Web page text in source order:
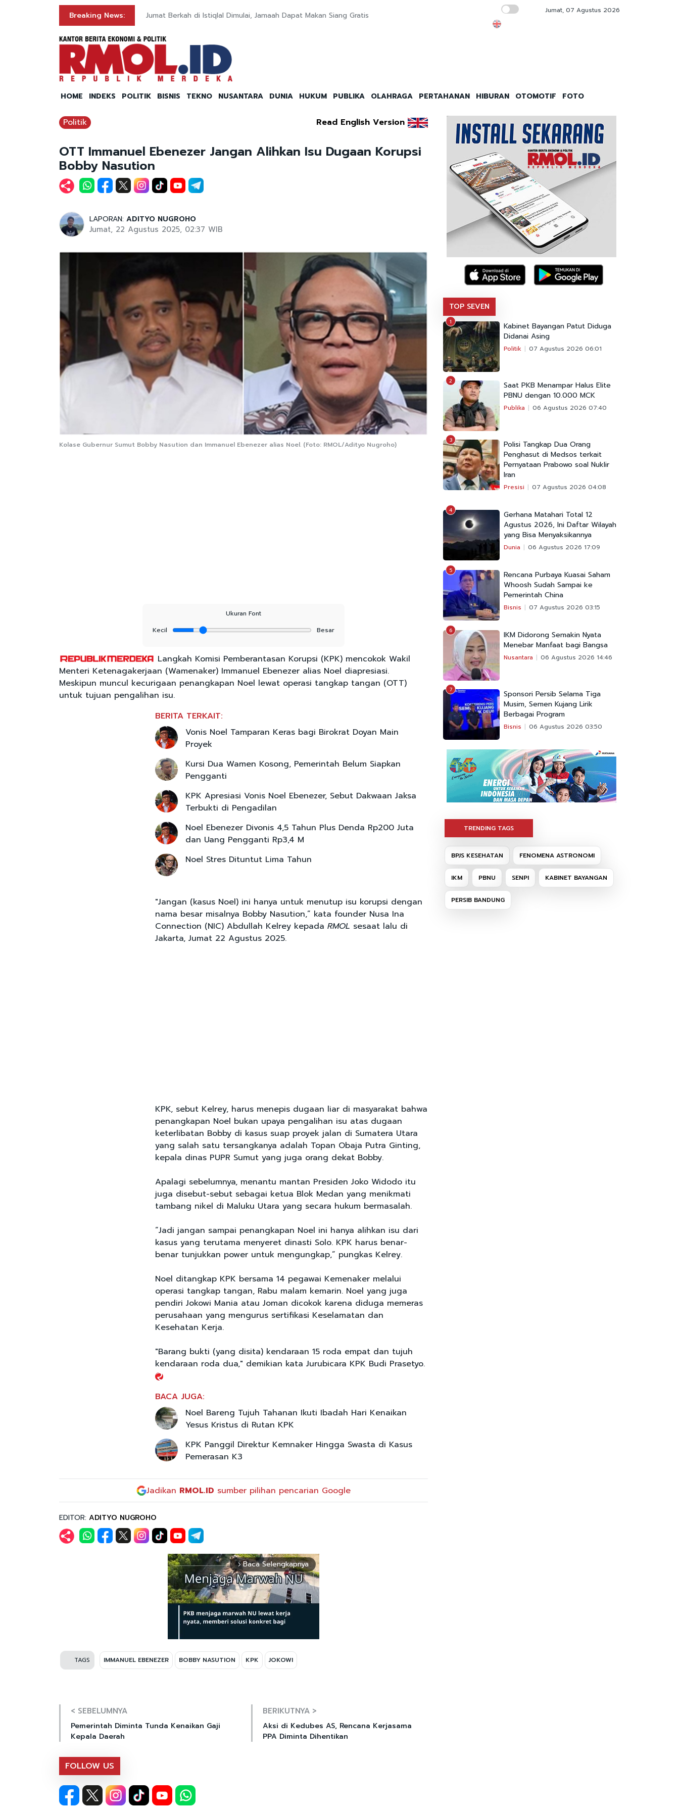
Breaking News: Jumat Berkah di Istiqlal Dimulai, Jamaah Dapat Makan Siang Gratis Beda CNG vs LPG, Mana yang Lebih
Jumat, 07 Agustus 2026
HOME INDEKS POLITIK BISNIS TEKNO NUSANTARA DUNIA HUKUM PUBLIKA OLAHRAGA PERTAHANAN HIBURAN OTOMOTIF FOTO
Politik Read English Version
OTT Immanuel Ebenezer Jangan Alihkan Isu Dugaan Korupsi
Bobby Nasution
LAPORAN: ADITYO NUGROHO
Jumat, 22 Agustus 2025, 02:37 WIB
Kolase Gubernur Sumut Bobby Nasution dan Immanuel Ebenezer alias Noel. (Foto: RMOL/Adityo Nugroho)
Ukuran Font
Kecil
Besar
Langkah Komisi Pemberantasan Korupsi (KPK) mencokok Wakil
Menteri Ketenagakerjaan (Wamenaker) Immanuel Ebenezer alias Noel diapresiasi.
Meskipun muncul kecurigaan penangkapan Noel lewat operasi tangkap tangan (OTT)
untuk tujuan pengalihan isu.
BERITA TERKAIT:
Vonis Noel Tamparan Keras bagi Birokrat Doyan Main
Proyek
Kursi Dua Wamen Kosong, Pemerintah Belum Siapkan
Pengganti
KPK Apresiasi Vonis Noel Ebenezer, Sebut Dakwaan Jaksa
Terbukti di Pengadilan
Noel Ebenezer Divonis 4,5 Tahun Plus Denda Rp200 Juta
dan Uang Pengganti Rp3,4 M
Noel Stres Dituntut Lima Tahun
"Jangan (kasus Noel) ini hanya untuk menutup isu korupsi dengan
nama besar misalnya Bobby Nasution,” kata founder Nusa Ina
Connection (NIC) Abdullah Kelrey kepada RMOL sesaat lalu di
Jakarta, Jumat 22 Agustus 2025.
KPK, sebut Kelrey, harus menepis dugaan liar di masyarakat bahwa
penangkapan Noel bukan upaya pengalihan isu atas dugaan
keterlibatan Bobby di kasus suap proyek jalan di Sumatera Utara
yang salah satu tersangkanya adalah Topan Obaja Putra Ginting,
kepala dinas PUPR Sumut yang juga orang dekat Bobby.
Apalagi sebelumnya, menantu mantan Presiden Joko Widodo itu
juga disebut-sebut sebagai ketua Blok Medan yang menikmati
tambang nikel di Maluku Utara yang secara hukum bermasalah.
“Jadi jangan sampai penangkapan Noel ini hanya alihkan isu dari
kasus yang terutama menyeret dinasti Solo. KPK harus benar-
benar tunjukkan power untuk mengungkap,” pungkas Kelrey.
Noel ditangkap KPK bersama 14 pegawai Kemenaker melalui
operasi tangkap tangan, Rabu malam kemarin. Noel yang juga
pendiri Jokowi Mania atau Joman dicokok karena diduga memeras
perusahaan yang mengurus sertifikasi Keselamatan dan
Kesehatan Kerja.
"Barang bukti (yang disita) kendaraan 15 roda empat dan tujuh
kendaraan roda dua," demikian kata Jurubicara KPK Budi Prasetyo.
BACA JUGA:
Noel Bareng Tujuh Tahanan Ikuti Ibadah Hari Kenaikan
Yesus Kristus di Rutan KPK
KPK Panggil Direktur Kemnaker Hingga Swasta di Kasus
Pemerasan K3
Jadikan RMOL.ID sumber pilihan pencarian Google
EDITOR: ADITYO NUGROHO
arrow_forward_ios Baca Selengkapnya
TAGS IMMANUEL EBENEZER BOBBY NASUTION KPK JOKOWI
< SEBELUMNYA
Pemerintah Diminta Tunda Kenaikan Gaji
Kepala Daerah
BERIKUTNYA >
Aksi di Kedubes AS, Rencana Kerjasama
PPA Diminta Dihentikan
FOLLOW US
TOP SEVEN
1
Kabinet Bayangan Patut Diduga
Didanai Asing
Politik 07 Agustus 2026 06:01
2
Saat PKB Menampar Halus Elite
PBNU dengan 10.000 MCK
Publika 06 Agustus 2026 07:40
3
Polisi Tangkap Dua Orang
Penghasut di Medsos terkait
Pernyataan Prabowo soal Nuklir
Iran
Presisi 07 Agustus 2026 04:08
4
Gerhana Matahari Total 12
Agustus 2026, Ini Daftar Wilayah
yang Bisa Menyaksikannya
Dunia 06 Agustus 2026 17:09
5
Rencana Purbaya Kuasai Saham
Whoosh Sudah Sampai ke
Pemerintah China
Bisnis 07 Agustus 2026 03:15
6
IKM Didorong Semakin Nyata
Menebar Manfaat bagi Bangsa
Nusantara 06 Agustus 2026 14:46
7
Sponsori Persib Selama Tiga
Musim, Semen Kujang Lirik
Berbagai Program
Bisnis 06 Agustus 2026 03:50
TRENDING TAGS
BPJS KESEHATAN FENOMENA ASTRONOMI
IKM PBNU SENPI KABINET BAYANGAN
PERSIB BANDUNG